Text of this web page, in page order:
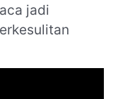
jadi